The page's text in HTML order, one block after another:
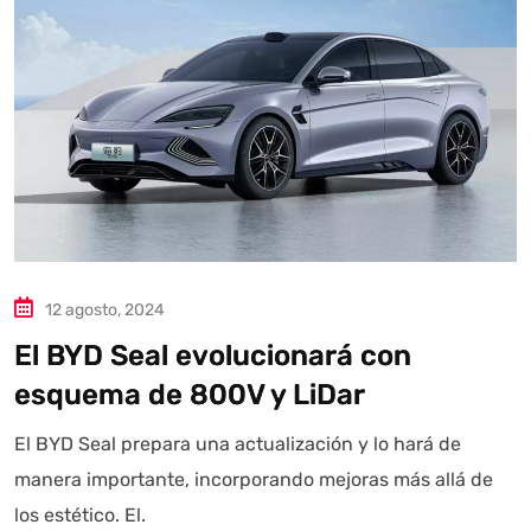
12 agosto, 2024
El BYD Seal evolucionará con
esquema de 800V y LiDar
El BYD Seal prepara una actualización y lo hará de
manera importante, incorporando mejoras más allá de
los estético. El.
Autoanalítica IA Agente Inteligente
Estoy aquí para encontrar lo que necesitas. ¿Qué estás
buscando? "Este asistente con IA (OpenAI) ofrece
información referencial que puede contener errores.
Asistente con IA en desarrollo. Autoanalítica optimiza
diariamente su exactitud."